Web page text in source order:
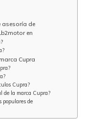
asesoría de
en
Cupra
Cupra?
de la marca Cupra?
populares de